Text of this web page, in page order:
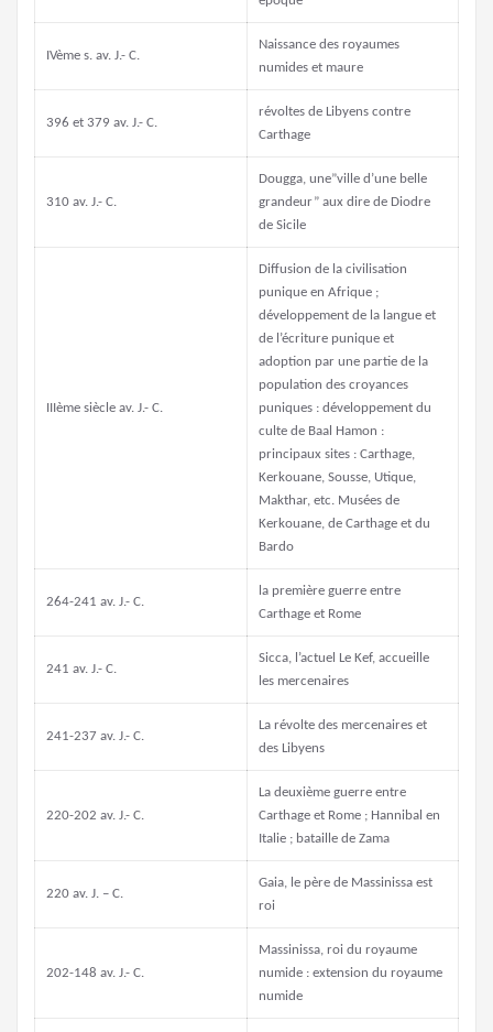
IVème s. av. J.- C.
Naissance des royaumes
numides et maure
396 et 379 av. J.- C.
révoltes de Libyens contre
Carthage
310 av. J.- C.
Dougga, une”ville d’une belle
grandeur” aux dire de Diodre
de Sicile
IIIème siècle av. J.- C.
Diffusion de la civilisation
punique en Afrique ;
développement de la langue et
de l’écriture punique et
adoption par une partie de la
population des croyances
puniques : développement du
culte de Baal Hamon :
principaux sites : Carthage,
Kerkouane, Sousse, Utique,
Makthar, etc. Musées de
Kerkouane, de Carthage et du
Bardo
264-241 av. J.- C.
la première guerre entre
Carthage et Rome
241 av. J.- C.
Sicca, l’actuel Le Kef, accueille
les mercenaires
241-237 av. J.- C.
La révolte des mercenaires et
des Libyens
220-202 av. J.- C.
La deuxième guerre entre
Carthage et Rome ; Hannibal en
Italie ; bataille de Zama
220 av. J. – C.
Gaia, le père de Massinissa est
roi
202-148 av. J.- C.
Massinissa, roi du royaume
numide : extension du royaume
numide